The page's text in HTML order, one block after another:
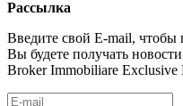
Рассылка
Введите свой E-mail, чтобы
Вы будете получать
Broker Immobiliare Exclusive